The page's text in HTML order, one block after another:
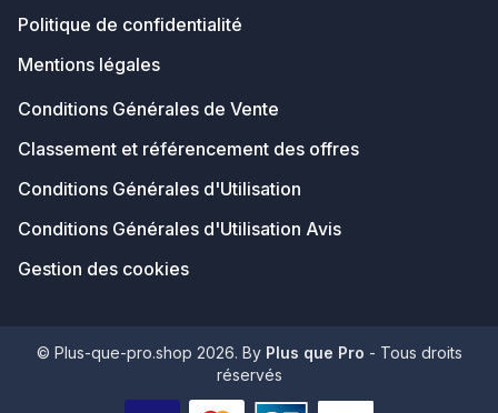
Politique de confidentialité
Mentions légales
Conditions Générales de Vente
Classement et référencement des offres
Conditions Générales d'Utilisation
Conditions Générales d'Utilisation Avis
Gestion des cookies
© Plus-que-pro.shop 2026. By Plus que Pro - Tous droits
réservés